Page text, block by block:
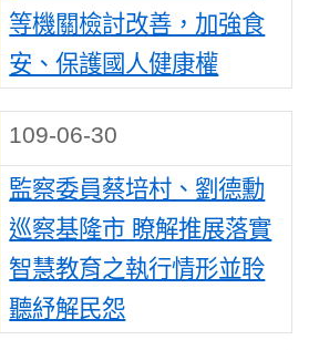
等機關檢討改善，加強食
安、保護國人健康權
109-06-30
監察委員蔡培村、劉德勳
巡察基隆市 瞭解推展落實
智慧教育之執行情形並聆
聽紓解民怨